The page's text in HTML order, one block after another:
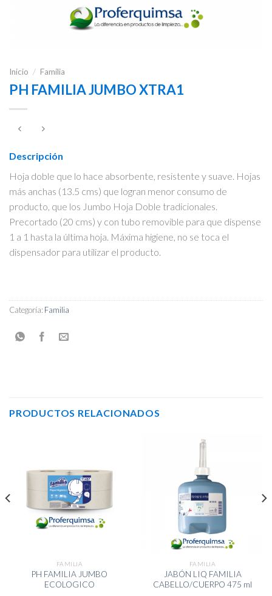
Inicio / Familia
PH FAMILIA JUMBO XTRA1
Descripción
Hoja doble que lo hace absorbente, resistente y suave. Hojas
más anchas (13.5 cms) que logran menor consumo de
producto, que los Jumbo Hoja Doble tradicionales.
Precortado (20 cms) y con tubo removible para que dispense
1 a 1 hasta la última hoja. Máxima higiene, no se toca el
dispensador para utilizar el producto.
Categoría: Familia
PRODUCTOS RELACIONADOS
FAMILIA
PH FAMILIA JUMBO
ECOLOGICO
FAMILIA
JABÓN LIQ FAMILIA
CABELLO/CUERPO 475 ml